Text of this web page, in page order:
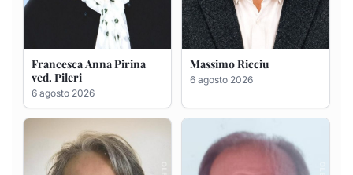
Maria Teresa Floris ved.
6 agosto 2026
Renzo Murrai
5 agosto 2026